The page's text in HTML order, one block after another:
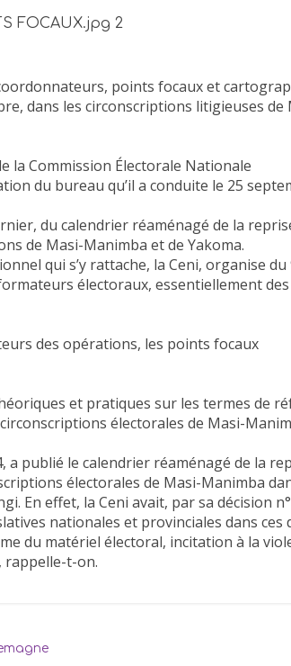
points focaux et
dans les circonscriptions litigieuses de
la Commission Électorale Nationale
du bureau qu’il a conduite le 25
du calendrier réaménagé de la
de Masi-Manimba et de Yakoma.
qui s’y rattache, la Ceni, organise du
électoraux, essentiellement des
des opérations, les points focaux
et pratiques sur les termes de
électorales de Masi-
a publié le calendrier réaménagé de la
électorales de Masi-Manimba
En effet, la Ceni avait, par sa décision n°
nationales et provinciales dans ces
du matériel électoral, incitation à la
rappelle-t-on.